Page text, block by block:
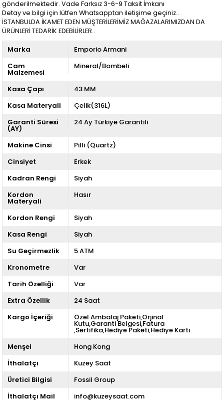
gönderilmektedir. Vade Farksız 3-6-9 Taksit İmkanı
Detay ve bilgi için lütfen Whatsapptan iletişime geçiniz..
İSTANBULDA İKAMET EDEN MÜŞTERİLERİMİZ MAĞAZALARIMIZDAN DA
ÜRÜNLERİ TEDARİK EDEBİLİRLER..
Marka
Emporio Armani
Cam
Malzemesi
Mineral/Bombeli
Kasa Çapı
43 MM
Kasa Materyali
Çelik(316L)
Garanti Süresi
(AY)
24 Ay Türkiye Garantili
Makine Cinsi
Pilli (Quartz)
Cinsiyet
Erkek
Kadran Rengi
Siyah
Kordon
Materyali
Hasır
Kordon Rengi
Siyah
Kasa Rengi
Siyah
Su Geçirmezlik
5 ATM
Kronometre
Var
Tarih Özelliği
Var
Extra Özellik
24 Saat
Kargo İçeriği
Özel Ambalaj Paketi,Orjinal
Kutu,Garanti Belgesi,Fatura
,Sertifika,Hediye Paketi,Hediye Kartı
Menşei
Hong Kong
İthalatçı
Kuzey Saat
Üretici Bilgisi
Fossil Group
İthalatçı Mail
info@kuzeysaat.com